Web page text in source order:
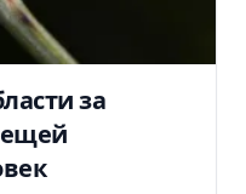
за